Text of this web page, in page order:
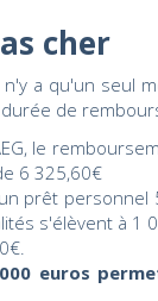
cher
a qu'un seul
de
le
6 325,60€
prêt
s'élèvent à 1
euros